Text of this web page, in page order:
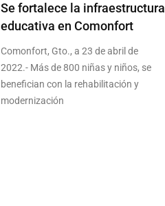
Se fortalece la infraestructura
educativa en Comonfort
Comonfort, Gto., a 23 de abril de
2022.- Más de 800 niñas y niños, se
benefician con la rehabilitación y
modernización